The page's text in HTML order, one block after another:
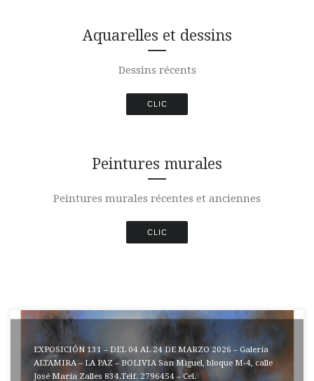
Aquarelles et dessins
Dessins récents
CLIC
Peintures murales
Peintures murales récentes et anciennes
CLIC
EXPOSICIÓN 131 – DEL 04 AL 24 DE MARZO 2026 – Galería
ALTAMIRA – LA PAZ – BOLIVIA San Miguel, bloque M-4, calle
José María Zalles 834.Telf. 2796454 – Cel.